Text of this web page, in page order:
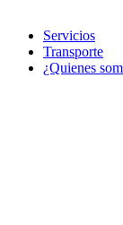
Servicios
Transporte
¿Quienes